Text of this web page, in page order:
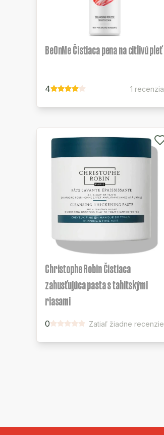
BeOnMe Čistiaca pena na citlivú pleť
4 1 recenzia
Christophe Robin Čistiaca
zahusťujúca pasta s tahitskými
riasami
0 Zatiaľ žiadne recenzie